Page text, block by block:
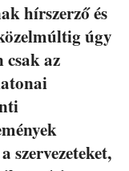
hírszerző és
úgy
az
szervezeteket,